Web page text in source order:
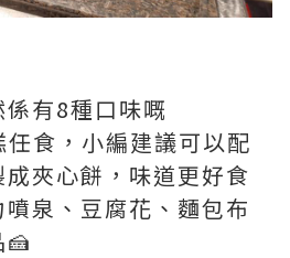
有8種口味嘅
食，小編建議可以配
夾心餅，味道更好食
泉、豆腐花、麵包布